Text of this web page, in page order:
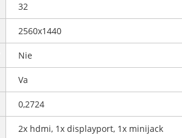
32
2560x1440
Nie
Va
0,2724
2x hdmi, 1x displayport, 1x minijack